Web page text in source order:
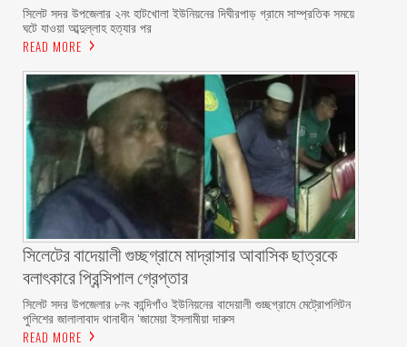
সিলেট সদর উপজেলার ২নং হাটখোলা ইউনিয়নের দিঘীরপাড় গ্রামে সাম্প্রতিক সময়ে
ঘটে যাওয়া আব্দুল্লাহ হত্যার পর
READ MORE
সিলেটের বাদেয়ালী গুচ্ছগ্রামে মাদ্রাসার আবাসিক ছাত্রকে
বলাৎকারে প্রিন্সিপাল গ্রেপ্তার ‎
সিলেট সদর উপজেলার ৮নং কান্দিগাঁও ইউনিয়নের বাদেয়ালী গুচ্ছগ্রামে মেট্রোপলিটন
পুলিশের জালালাবাদ থানাধীন ‘জামেয়া ইসলামীয়া দারুস
READ MORE